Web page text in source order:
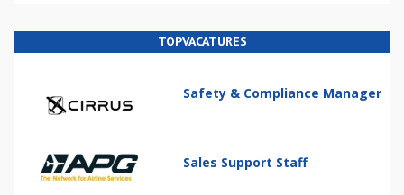
TOPVACATURES
Safety & Compliance Manager
Sales Support Staff